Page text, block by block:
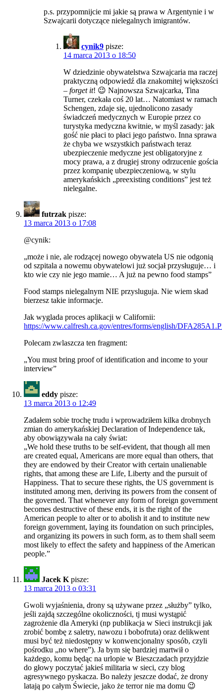
p.s. przypomnijcie mi jakie są prawa w Argentynie i w
Szwajcarii dotyczące nielegalnych imigrantów.
cynik9 pisze:
14 marca 2013 o 18:50
W dziedzinie obywatelstwa Szwajcaria ma raczej
praktyczną odpowiedź dla znakomitej większości
– forget it! 😉 Najnowsza Szwajcarka, Tina
Turner, czekała coś 20 lat… Natomiast w ramach
Schengen, zdaje się, ujednolicono zasady
świadczeń medycznych w Europie przez co
turystyka medyczna kwitnie, w myśl zasady: jak
gość nie płaci to płaci jego państwo. Inna sprawa
że chyba we wszystkich państwach teraz
ubezpieczenie medyczne jest obligatoryjne z
mocy prawa, a z drugiej strony odrzucenie gościa
przez kompanię ubezpieczeniową, w stylu
amerykańskich „preexisting conditions” jest też
nielegalne.
futrzak pisze:
13 marca 2013 o 17:08
@cynik:
„może i nie, ale rodzącej nowego obywatela US nie odgonią
od szpitala a nowemu obywatelowi już socjał przysługuje… i
kto wie czy nie jego mamie… A już na pewno food stamps”
Food stamps nielegalnym NIE przysluguja. Nie wiem skad
bierzesz takie informacje.
Jak wyglada proces aplikacji w Californii:
https://www.calfresh.ca.gov/entres/forms/english/
Polecam zwlaszcza ten fragment:
„You must bring proof of identification and income to your
interview”
eddy pisze:
13 marca 2013 o 12:49
Zadałem sobie trochę trudu i wprowadziłem kilka drobnych
zmian do amerykańskiej Declaration of Independence tak,
aby obowiązywała na cały świat:
„We hold these truths to be self-evident, that though all men
are created equal, Americans are more equal than others, that
they are endowed by their Creator with certain unalienable
rights, that among these are Life, Liberty and the pursuit of
Happiness. That to secure these rights, the US government is
instituted among men, deriving its powers from the consent of
the governed. That whenever any form of foreign government
becomes destructive of these ends, it is the right of the
American people to alter or to abolish it and to institute new
foreign government, laying its foundation on such principles,
and organizing its powers in such form, as to them shall seem
most likely to effect the safety and happiness of the American
people.”
Jacek K pisze:
13 marca 2013 o 03:31
Gwoli wyjaśnienia, drony są używane przez „służby” tylko,
jeśli zajdą szczególne okoliczności, tj musi wystąpić
zagrożenie dla Ameryki (np publikacja w Sieci instrukcji jak
zrobić bombę z saletry, nawozu i bobofruta) oraz delikwent
musi być też niedostępny w konwencjonalny sposób, czyli
pośrodku „no where”). Ja bym się bardziej martwił o
każdego, komu będąc na urlopie w Bieszczadach przyjdzie
do głowy poczytać jakieś militaria w sieci, czy blog
agresywnego pyskacza. Bo należy jeszcze dodać, że drony
latają po całym Świecie, jako że terror nie ma domu 😉